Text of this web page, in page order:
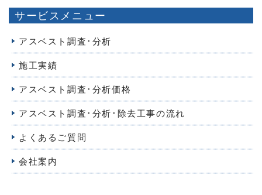
サービスメニュー
アスベスト調査･分析
施工実績
アスベスト調査･分析価格
アスベスト調査･分析･除去工事の流れ
よくあるご質問
会社案内